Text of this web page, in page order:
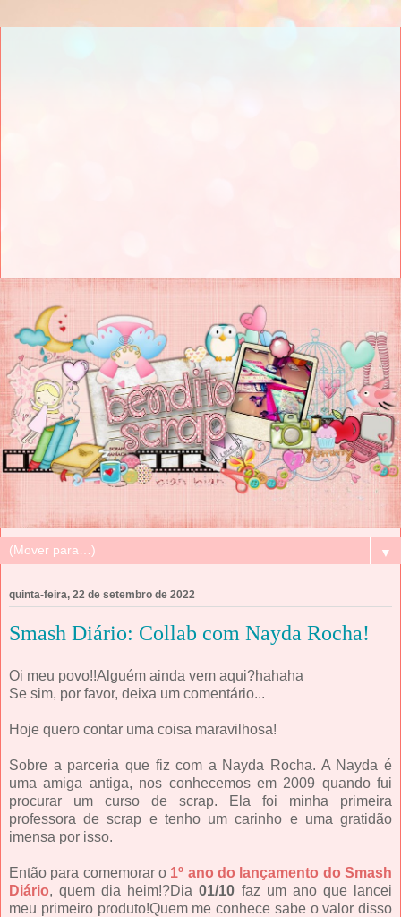
▼
quinta-feira, 22 de setembro de 2022
Smash Diário: Collab com Nayda Rocha!
Oi meu povo!!Alguém ainda vem aqui?hahaha
Se sim, por favor, deixa um comentário...
Hoje quero contar uma coisa maravilhosa!
Sobre a parceria que fiz com a Nayda Rocha. A Nayda é
uma amiga antiga, nos conhecemos em 2009 quando fui
procurar um curso de scrap. Ela foi minha primeira
professora de scrap e tenho um carinho e uma gratidão
imensa por isso.
Então para comemorar o 1º ano do lançamento do Smash
Diário, quem dia heim!?Dia01/10 faz um ano que lancei
meu primeiro produto!Quem me conhece sabe o valor disso